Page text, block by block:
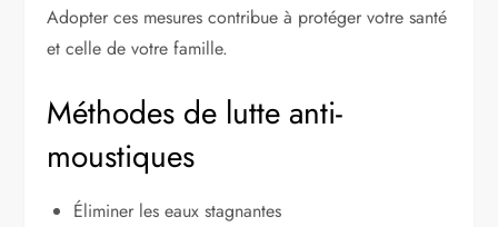
Adopter ces mesures contribue à protéger votre santé
et celle de votre famille.
Méthodes de lutte anti-
moustiques
Éliminer les eaux stagnantes